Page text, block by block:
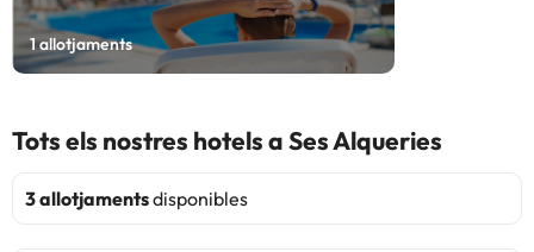
1allotjaments
Tots els nostres hotels a Ses Alqueries
3 allotjamentsdisponibles